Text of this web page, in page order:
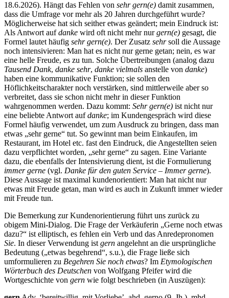
18.6.2026). Hängt das Fehlen von sehr gern(e) damit zusammen,
dass die Umfrage vor mehr als 20 Jahren durchgeführt wurde?
Möglicherweise hat sich seither etwas geändert; mein Eindruck ist:
Als Antwort aufdanke wird oft nicht mehr nurgern(e) gesagt, die
Formel lautet häufig sehr gern(e). Der Zusatz sehrsoll die Aussage
noch intensivieren: Man hat es nicht nur gerne getan; nein, es war
eine helle Freude, es zu tun. Solche Übertreibungen (analog dazu
Tausend Dank, danke sehr, danke vielmals anstelle von danke)
haben eine kommunikative Funktion; sie sollen den
Höflichkeitscharakter noch verstärken, sind mittlerweile aber so
verbreitet, dass sie schon nicht mehr in dieser Funktion
wahrgenommen werden. Dazu kommt: Sehr gern(e) ist nicht nur
eine beliebte Antwort aufdanke; im Kundengespräch wird diese
Formel häufig verwendet, um zum Ausdruck zu bringen, dass man
etwas „sehr gerne“ tut. So gewinnt man beim Einkaufen, im
Restaurant, im Hotel etc. fast den Eindruck, die Angestellten seien
dazu verpflichtet worden, „sehr gerne“ zu sagen. Eine Variante
dazu, die ebenfalls der Intensivierung dient, ist die Formulierung
immer gerne (vgl. Danke für den guten Service – Immer gerne).
Diese Aussage ist maximal kundenorientiert: Man hat nicht nur
etwas mit Freude getan, man wird es auch in Zukunft immer wieder
mit Freude tun.
Die Bemerkung zur Kundenorientierung führt uns zurück zu
obigem Mini-Dialog. Die Frage der Verkäuferin „Gerne noch etwas
dazu?“ ist elliptisch, es fehlen ein Verb und das Anredepronomen
Sie. In dieser Verwendung ist gern angelehnt an die ursprüngliche
Bedeutung („etwas begehrend“, s.u.), die Frage ließe sich
umformulieren zu Begehren Sie noch etwas? Im Etymologischen
Wörterbuch des Deutschen von Wolfgang Pfeifer wird die
Wortgeschichte von gern wie folgt beschrieben (in Auszügen):